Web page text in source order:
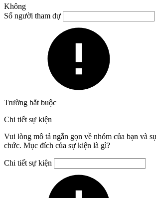
Không
Số người tham dự
Trường bắt buộc
Chi tiết sự kiện
Vui lòng mô tả ngắn gọn về nhóm của bạn và
chức. Mục đích của sự kiện là gì?
Chi tiết sự kiện